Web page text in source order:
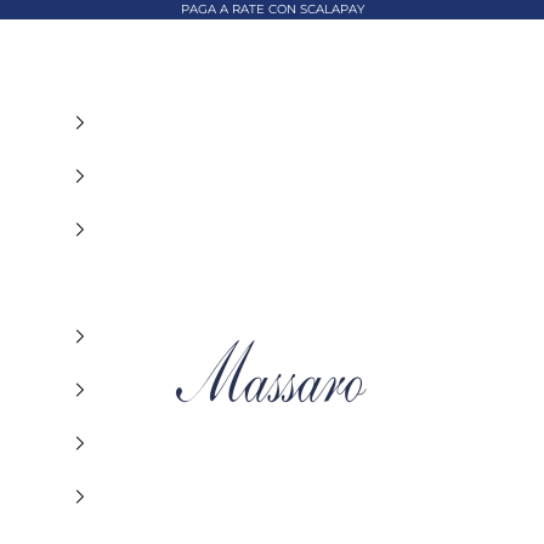
PAGA A RATE CON SCALAPAY
MASSARO ABBIGLIAMENTO